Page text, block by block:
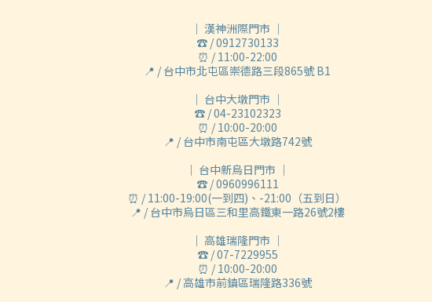
｜ 漢神洲際門市 ｜
☎ / 0912730133
⏰ / 11:00-22:00
📍 / 台中市北屯區崇德路三段865號 B1
｜ 台中大墩門市 ｜
☎ / 04-23102323
⏰ / 10:00-20:00
📍 / 台中市南屯區大墩路742號
｜ 台中新烏日門市 ｜
☎ / 0960996111
⏰ / 11:00-19:00(一到四)、-21:00（五到日）
📍 / 台中市烏日區三和里高鐵東一路26號2樓
｜ 高雄瑞隆門市 ｜
☎ / 07-7229955
⏰ / 10:00-20:00
📍 / 高雄市前鎮區瑞隆路336號